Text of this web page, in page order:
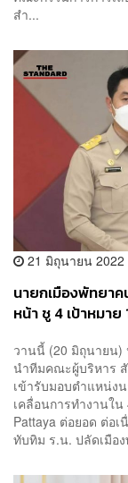
สำ...
21 มิถุนายน 2022
นายกเมืองพัทยาค
หน้า ชู 4 เป้าหมา
วานนี้ (20 มิถุนายน)
นำทีมคณะผู้บริหาร
เข้ารับมอบตำแหน่ง
เคลื่อนการทำงานใน
Pattaya ต่อยอด ต่อ
ทับทิม ร.น. ปลัดเมือ